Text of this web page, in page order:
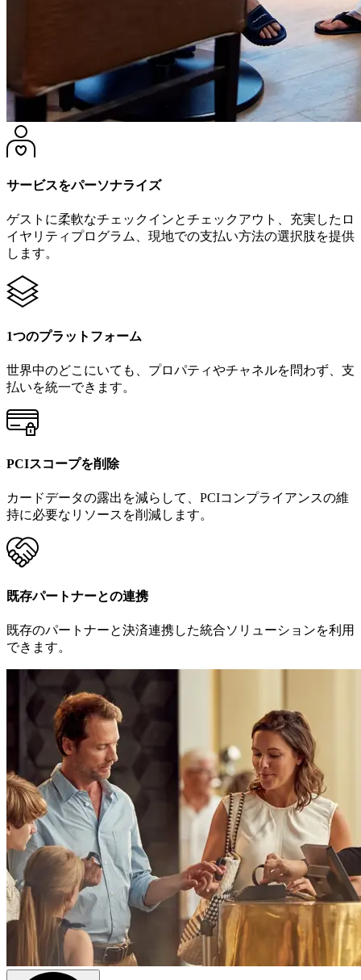
サービスをパーソナライズ
ゲストに柔軟なチェックインとチェックアウト、充実したロ
イヤリティプログラム、現地での支払い方法の選択肢を提供
します。
1つのプラットフォーム
世界中のどこにいても、プロパティやチャネルを問わず、支
払いを統一できます。
PCIスコープを削除
カードデータの露出を減らして、PCIコンプライアンスの維
持に必要なリソースを削減します。
既存パートナーとの連携
既存のパートナーと決済連携した統合ソリューションを利用
できます。